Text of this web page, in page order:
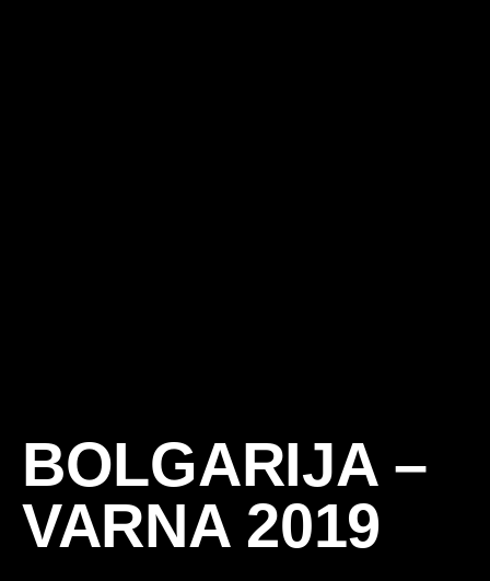
BOLGARIJA –
VARNA 2019